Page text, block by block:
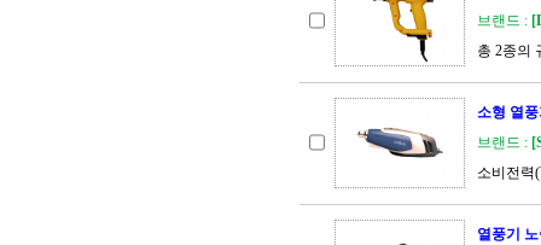
브랜드 :
총 2종의
소형 열
브랜드 :
소비전력
열풍기